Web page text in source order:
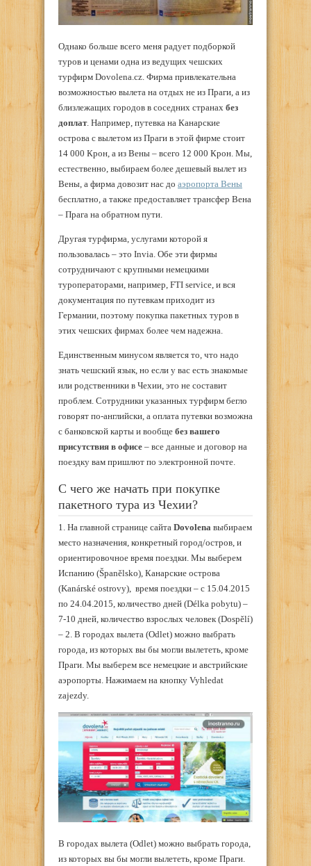
Однако больше всего меня радует подборкой
туров и ценами одна из ведущих чешских
турфирм Dovolena.cz. Фирма привлекательна
возможностью вылета на отдых не из Праги, а из
близлежащих городов в соседних странах без
доплат. Например, путевка на Канарские
острова с вылетом из Праги в этой фирме стоит
14 000 Крон, а из Вены – всего 12 000 Крон. Мы,
естественно, выбираем более дешевый вылет из
Вены, а фирма довозит нас до аэропорта Вены
бесплатно, а также предоставляет трансфер Вена
– Прага на обратном пути.
Другая турфирма, услугами которой я
пользовалась – это Invia. Обе эти фирмы
сотрудничают с крупными немецкими
туроператорами, например, FTI service, и вся
документация по путевкам приходит из
Германии, поэтому покупка пакетных туров в
этих чешских фирмах более чем надежна.
Единственным минусом является то, что надо
знать чешский язык, но если у вас есть знакомые
или родственники в Чехии, это не составит
проблем. Сотрудники указанных турфирм бегло
говорят по-английски, а оплата путевки возможна
с банковской карты и вообще без вашего
присутствия в офисе – все данные и договор на
поездку вам пришлют по электронной почте.
С чего же начать при покупке
пакетного тура из Чехии?
1. На главной странице сайта Dovolena выбираем
место назначения, конкретный город/остров, и
ориентировочное время поездки. Мы выберем
Испанию (Španělsko), Канарские острова
(Kanárské ostrovy), время поездки – с 15.04.2015
по 24.04.2015, количество дней (Délka pobytu) –
7-10 дней, количество взрослых человек (Dospělí)
– 2. В городах вылета (Odlet) можно выбрать
города, из которых вы бы могли вылететь, кроме
Праги. Мы выберем все немецкие и австрийские
аэропорты. Нажимаем на кнопку Vyhledat
zajezdy.
В городах вылета (Odlet) можно выбрать города,
из которых вы бы могли вылететь, кроме Праги.